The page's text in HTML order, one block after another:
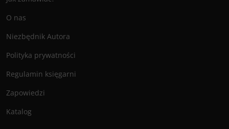
O nas
Niezbędnik Autora
Polityka prywatności
Regulamin księgarni
Zapowiedzi
Katalog